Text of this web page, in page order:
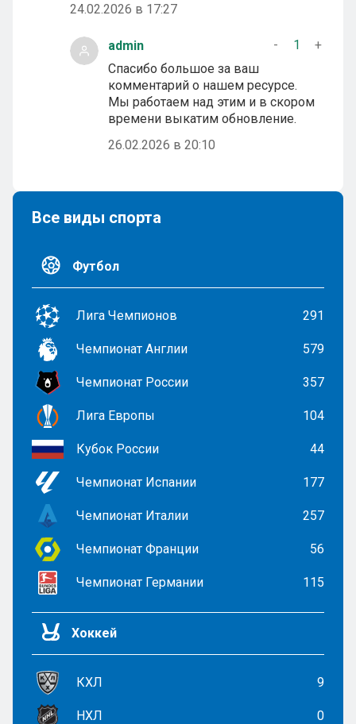
24.02.2026 в 17:27
admin - 1
+
Спасибо большое за ваш
комментарий о нашем ресурсе.
Мы работаем над этим и в скором
времени выкатим обновление.
26.02.2026 в 20:10
Все виды спорта
Футбол
Лига Чемпионов 291
Чемпионат Англии 579
Чемпионат России 357
Лига Европы 104
Кубок России 44
Чемпионат Испании 177
Чемпионат Италии 257
Чемпионат Франции 56
Чемпионат Германии 115
Хоккей
КХЛ 9
НХЛ 0